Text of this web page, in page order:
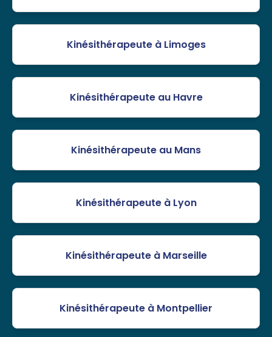
Kinésithérapeute à Limoges
Kinésithérapeute au Havre
Kinésithérapeute au Mans
Kinésithérapeute à Lyon
Kinésithérapeute à Marseille
Kinésithérapeute à Montpellier